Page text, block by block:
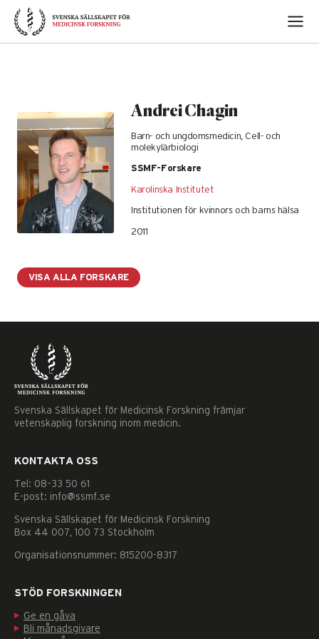
Skip
content
Andrei Chagin
Barn- och ungdomsmedicin, Cell- och
molekylärbiologi
SSMF-Forskare
Karolinska Institutet
Institutionen för kvinnors och barns hälsa
2011
VISA ALLA FORSKARE
Svenska Sällskapet för Medicinsk Forskning främjar
vetenskaplig forskning inom medicin.
KONTAKTA OSS
Tel: 08–33 50 61
E-post: info@ssmf.se
Svenska Sällskapet för Medicinsk Forskning
Box 44 007, 100 73 Stockholm
Organisationsnummer: 815200-8317
STÖD FORSKNINGEN
Ge en gåva
Bli månadsgivare
Nödvändiga